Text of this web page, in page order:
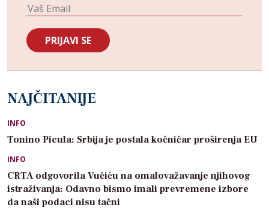
NAJČITANIJE
INFO
Tonino Picula: Srbija je postala kočničar proširenja EU
INFO
CRTA odgovorila Vučiću na omalovažavanje njihovog
istraživanja: Odavno bismo imali prevremene izbore
da naši podaci nisu tačni